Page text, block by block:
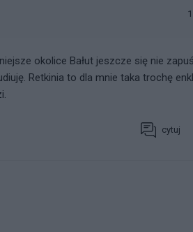
okolice Bałut jeszcze się nie
Retkinia to dla mnie taka trochę
cytuj